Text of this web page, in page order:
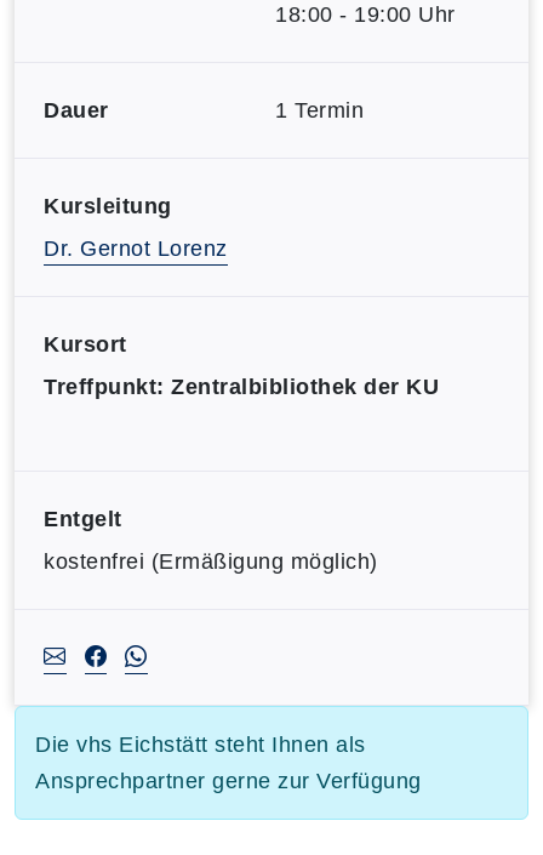
18:00 - 19:00 Uhr
Dauer 1 Termin
Kursleitung
Dr. Gernot Lorenz
Kursort
Treffpunkt: Zentralbibliothek der KU
Entgelt
kostenfrei (Ermäßigung möglich)
Die vhs Eichstätt steht Ihnen als
Ansprechpartner gerne zur Verfügung